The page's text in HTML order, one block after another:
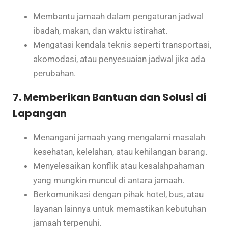
Membantu jamaah dalam pengaturan jadwal
ibadah, makan, dan waktu istirahat.
Mengatasi kendala teknis seperti transportasi,
akomodasi, atau penyesuaian jadwal jika ada
perubahan.
7. Memberikan Bantuan dan Solusi di
Lapangan
Menangani jamaah yang mengalami masalah
kesehatan, kelelahan, atau kehilangan barang.
Menyelesaikan konflik atau kesalahpahaman
yang mungkin muncul di antara jamaah.
Berkomunikasi dengan pihak hotel, bus, atau
layanan lainnya untuk memastikan kebutuhan
jamaah terpenuhi.